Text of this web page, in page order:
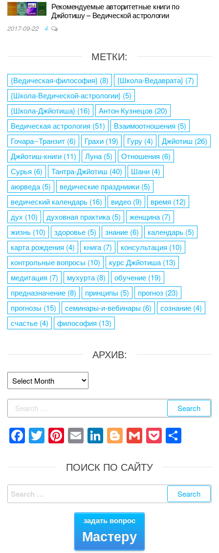
Рекомендуемые авторитетные книги по
Джйотишу – Ведической астрологии
2017-09-22 4
МЕТКИ:
{Ведическая-философия} (8) {Школа-Ведаврата} (7)
{Школа-Ведической-астрологии} (5)
{Школа-Джйотиша} (16) Антон Кузнецов (20)
Ведическая астрология (51) Взаимоотношения (5)
Гочара--Транзит (6) Грахи (19) Гуру (4) Джйотиш (26)
Джйотиш-книги (11) Луна (5) Отношения (6)
Сурья (6) Тантра-Джйотиш (40) Шани (4)
аюрведа (5) ведические праздниики (5)
ведический календарь (16) видео (9) время (12)
дух (10) духовная практика (5) женщина (7)
жизнь (10) здоровье (5) знание (6) календарь (5)
карта рождения (4) книга (7) консультация (10)
контрольные вопросы (10) курс Джйотиша (13)
медитация (7) мухурта (8) обучение (19)
предназначение (8) принципы (5) прогноз (23)
прогнозы (15) семинары-и-вебинары (6) сознание (4)
счастье (4) философия (13)
АРХИВ:
Архив:
Search
for:
F
a
c
e
b
T
wi
tt
er
Pi
nt
er
e
st
E
m
ail
Li
n
k
e
dI
n
Bl
o
g
g
er
G
m
ail
P
o
ck
et
ar
e
ПОИСК ПО САЙТУ
Search
for:
задать вопрос
Мастеру